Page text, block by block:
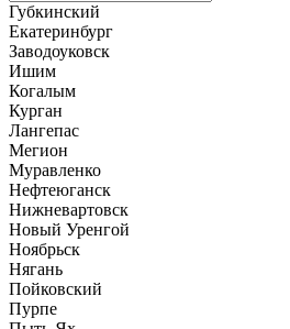
Губкинский
Екатеринбург
Заводоуковск
Ишим
Когалым
Курган
Лангепас
Мегион
Муравленко
Нефтеюганск
Нижневартовск
Новый Уренгой
Ноябрьск
Нягань
Пойковский
Пурпе